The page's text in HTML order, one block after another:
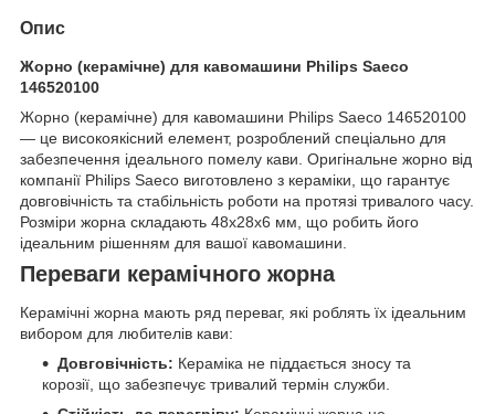
Опис
Жорно (керамічне) для кавомашини Philips Saeco
146520100
Жорно (керамічне) для кавомашини Philips Saeco 146520100
— це високоякісний елемент, розроблений спеціально для
забезпечення ідеального помелу кави. Оригінальне жорно від
компанії Philips Saeco виготовлено з кераміки, що гарантує
довговічність та стабільність роботи на протязі тривалого часу.
Розміри жорна складають 48x28x6 мм, що робить його
ідеальним рішенням для вашої кавомашини.
Переваги керамічного жорна
Керамічні жорна мають ряд переваг, які роблять їх ідеальним
вибором для любителів кави:
Довговічність: Кераміка не піддається зносу та
корозії, що забезпечує тривалий термін служби.